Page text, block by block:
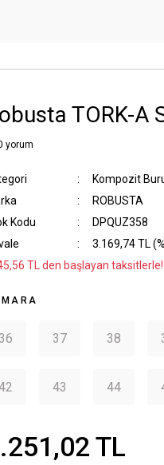
TORK-A
yorum
Kompozit
ROBUSTA
Kodu
DPQUZ358
3.169,74 TL
TL den başlayan taksitlerle!
37 38
43 44
TL